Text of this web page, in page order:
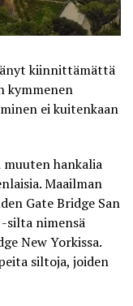
kiinnittämättä
kymmenen
ei kuitenkaan
hankalia
Maailman
Gate Bridge San
-silta nimensä
New Yorkissa.
siltoja, joiden